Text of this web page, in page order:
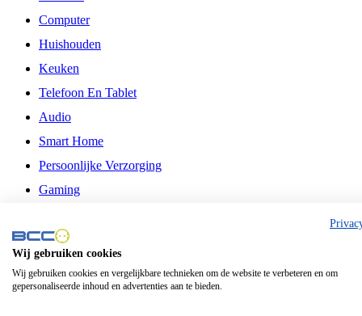
Computer
Huishouden
Keuken
Telefoon En Tablet
Audio
Smart Home
Persoonlijke Verzorging
Gaming
Philips
Schermgrootte 24 Inch
Wij gebruiken cookies
Wij gebruiken cookies en vergelijkbare technieken om de website te verbeteren en om
gepersonaliseerde inhoud en advertenties aan te bieden.